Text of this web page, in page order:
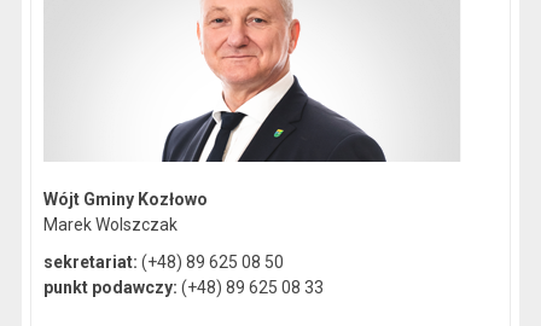
Wójt Gminy Kozłowo
Marek Wolszczak
sekretariat: (+48) 89 625 08 50
punkt podawczy: (+48) 89 625 08 33